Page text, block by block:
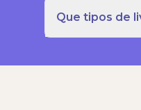
Que tipos de